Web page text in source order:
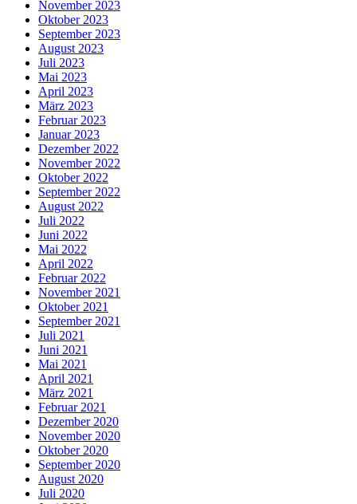
November 2023
Oktober 2023
September 2023
August 2023
Juli 2023
Mai 2023
April 2023
März 2023
Februar 2023
Januar 2023
Dezember 2022
November 2022
Oktober 2022
September 2022
August 2022
Juli 2022
Juni 2022
Mai 2022
April 2022
Februar 2022
November 2021
Oktober 2021
September 2021
Juli 2021
Juni 2021
Mai 2021
April 2021
März 2021
Februar 2021
Dezember 2020
November 2020
Oktober 2020
September 2020
August 2020
Juli 2020